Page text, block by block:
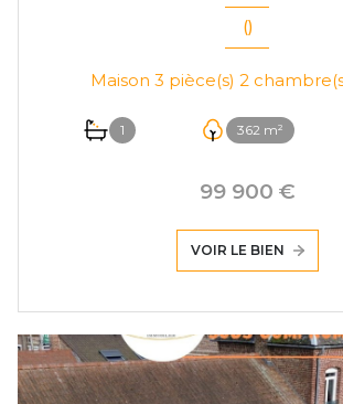
()
1 362 m²
99 900 €
VOIR LE BIEN